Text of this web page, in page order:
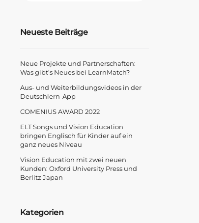
Neueste Beiträge
Neue Projekte und Partnerschaften:
Was gibt’s Neues bei LearnMatch?
Aus- und Weiterbildungsvideos in der
Deutschlern-App
COMENIUS AWARD 2022
ELT Songs und Vision Education
bringen Englisch für Kinder auf ein
ganz neues Niveau
Vision Education mit zwei neuen
Kunden: Oxford University Press und
Berlitz Japan
Kategorien